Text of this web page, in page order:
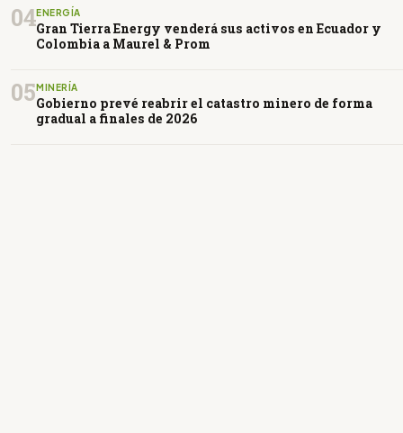
04ENERGÍA
Gran Tierra Energy venderá sus activos en Ecuador y
Colombia a Maurel & Prom
05MINERÍA
Gobierno prevé reabrir el catastro minero de forma
gradual a finales de 2026